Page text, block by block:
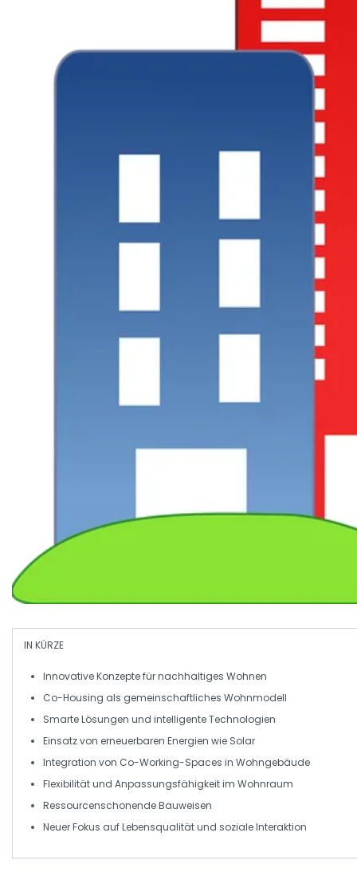
IN KÜRZE
Innovative Konzeptefürnachhaltiges Wohnen
Co-Housing als gemeinschaftliches Wohnmodell
Smarte Lösungen und intelligenteTechnologien
Einsatz von erneuerbaren Energien wie Solar
Integration von Co-Working-Spaces in Wohngebäude
Flexibilität und Anpassungsfähigkeitim Wohnraum
RessourcenschonendeBauweisen
Neuer Fokus aufLebensqualitätund soziale Interaktion